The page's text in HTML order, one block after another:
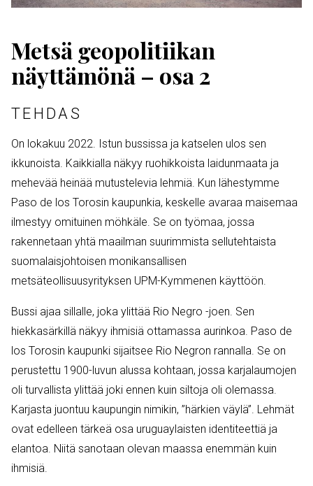
Metsä geopolitiikan
näyttämönä – osa 2
TEHDAS
On lokakuu 2022. Istun bussissa ja katselen ulos sen
ikkunoista. Kaikkialla näkyy ruohikkoista laidunmaata ja
mehevää heinää mutustelevia lehmiä. Kun lähestymme
Paso de los Torosin kaupunkia, keskelle avaraa maisemaa
ilmestyy omituinen möhkäle. Se on työmaa, jossa
rakennetaan yhtä maailman suurimmista sellutehtaista
suomalaisjohtoisen monikansallisen
metsäteollisuusyrityksen UPM-Kymmenen käyttöön.
Bussi ajaa sillalle, joka ylittää Rio Negro -joen. Sen
hiekkasärkillä näkyy ihmisiä ottamassa aurinkoa. Paso de
los Torosin kaupunki sijaitsee Rio Negron rannalla. Se on
perustettu 1900-luvun alussa kohtaan, jossa karjalaumojen
oli turvallista ylittää joki ennen kuin siltoja oli olemassa.
Karjasta juontuu kaupungin nimikin, ”härkien väylä”. Lehmät
ovat edelleen tärkeä osa uruguaylaisten identiteettiä ja
elantoa. Niitä sanotaan olevan maassa enemmän kuin
ihmisiä.